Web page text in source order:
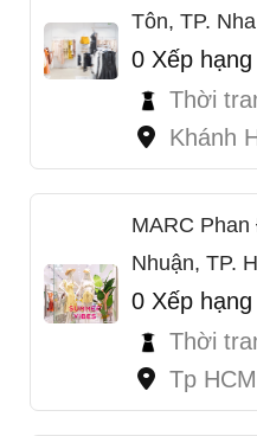
Tôn, TP.
0 Xếp hạng
Thời
Khánh
MARC
Nhuận, TP.
0 Xếp hạng
Thời
Tp HCM